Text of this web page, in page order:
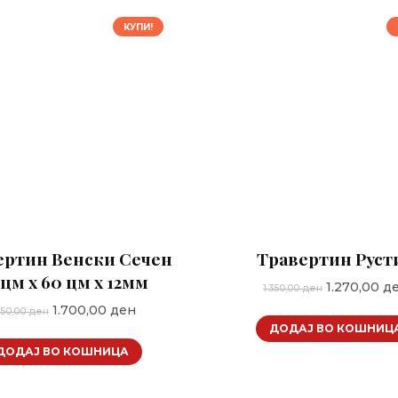
КУПИ!
Венски Сечен
х 60 цм х 12мм
ден Original
was:
1.850,00 ден.
1.700,00 ден
is:
ВО КОШНИЦА
Травертин
1.350,00ден Original
was:
1.350,00
1.270,00
ДОДАЈ ВО